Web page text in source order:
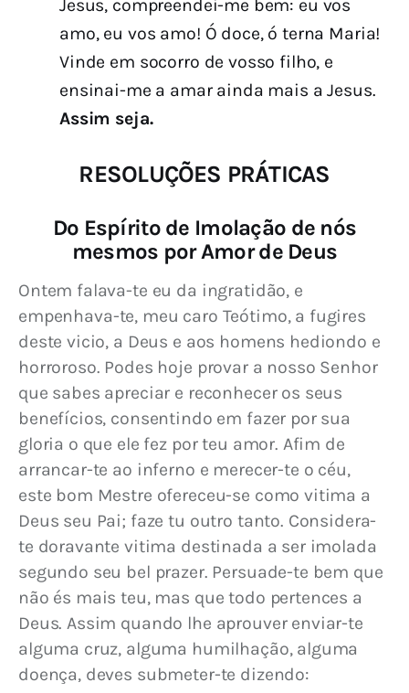
Jesus, compreendei-me bem: eu vos
amo, eu vos amo! Ó doce, ó terna Maria!
Vinde em socorro de vosso filho, e
ensinai-me a amar ainda mais a Jesus.
Assim seja.
RESOLUÇÕES PRÁTICAS
Do Espírito de Imolação de nós
mesmos por Amor de Deus
Ontem falava-te eu da ingratidão, e
empenhava-te, meu caro Teótimo, a fugires
deste vicio, a Deus e aos homens hediondo e
horroroso. Podes hoje provar a nosso Senhor
que sabes apreciar e reconhecer os seus
benefícios, consentindo em fazer por sua
gloria o que ele fez por teu amor. Afim de
arrancar-te ao inferno e merecer-te o céu,
este bom Mestre ofereceu-se como vitima a
Deus seu Pai; faze tu outro tanto. Considera-
te doravante vitima destinada a ser imolada
segundo seu bel prazer. Persuade-te bem que
não és mais teu, mas que todo pertences a
Deus. Assim quando lhe aprouver enviar-te
alguma cruz, alguma humilhação, alguma
doença, deves submeter-te dizendo: